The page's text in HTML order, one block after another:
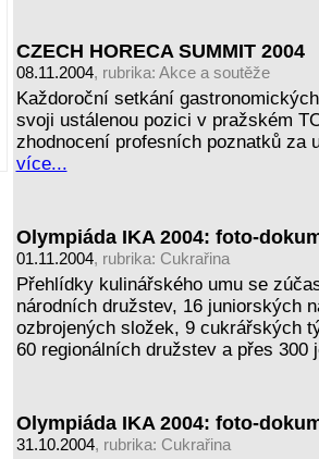
CZECH HORECA SUMMIT 2004
08.11.2004, rubrika: Akce a soutěže
Každoroční setkání
svoji ustálenou pozici v pražském
zhodnocení profesních poznatků za
více...
Olympiáda IKA 2004: foto-
01.11.2004, rubrika: Cukrařina
Přehlídky kulinářského umu se
národních družstev, 16 juniorských
ozbrojených složek, 9 cukrářských
60 regionálních družstev a přes 300
Olympiáda IKA 2004: foto-
31.10.2004, rubrika: Cukrařina